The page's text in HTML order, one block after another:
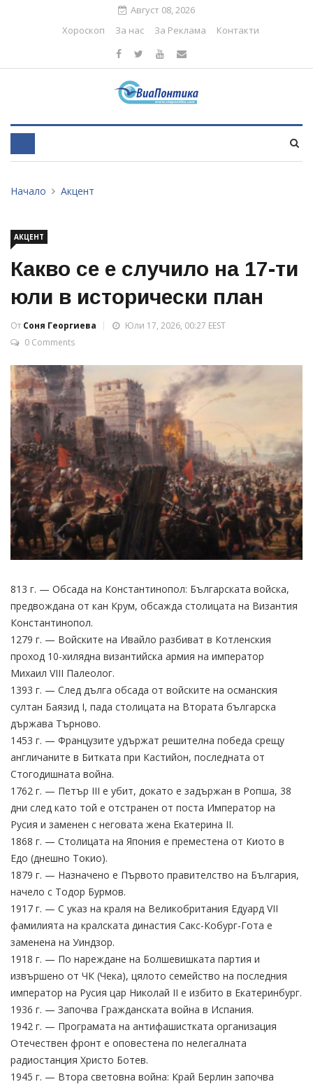
Август 08, 2026
Хороскоп
За нас За Реклама Контакти
Начало Акцент
АКЦЕНТ
Какво се е случило на 17-ти
юли в исторически план
От Соня Георгиева
Юли 17, 2026, 00:27 EEST
0 Comments
813 г. — Обсада на Константинопол: Българската войска,
предвождана от кан Крум, обсажда столицата на Византия
Константинопол.
1279 г. — Войските на Ивайло разбиват в Котленския
проход 10-хилядна византийска армия на император
Михаил VIII Палеолог.
1393 г. — След дълга обсада от войските на османския
султан Баязид I, пада столицата на Втората българска
държава Търново.
1453 г. — Французите удържат решителна победа срещу
англичаните в Битката при Кастийон, последната от
Стогодишната война.
1762 г. — Петър III е убит, докато е задържан в Ропша, 38
дни след като той е отстранен от поста Император на
Русия и заменен с неговата жена Екатерина II.
1868 г. — Столицата на Япония е преместена от Киото в
Едо (днешно Токио).
1879 г. — Назначено е Първото правителство на България,
начело с Тодор Бурмов.
1917 г. — С указ на краля на Великобритания Едуард VII
фамилията на кралската династия Сакс-Кобург-Гота е
заменена на Уиндзор.
1918 г. — По нареждане на Болшевишката партия и
извършено от ЧК (Чека), цялото семейство на последния
император на Русия цар Николай II е избито в Екатеринбург.
1936 г. — Започва Гражданската война в Испания.
1942 г. — Програмата на антифашистката организация
Отечествен фронт е оповестена по нелегалната
радиостанция Христо Ботев.
1945 г. — Втора световна война: Край Берлин започва